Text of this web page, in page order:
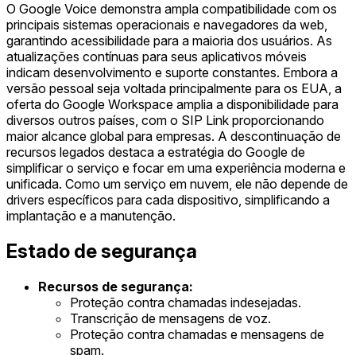
O Google Voice demonstra ampla compatibilidade com os
principais sistemas operacionais e navegadores da web,
garantindo acessibilidade para a maioria dos usuários. As
atualizações contínuas para seus aplicativos móveis
indicam desenvolvimento e suporte constantes. Embora a
versão pessoal seja voltada principalmente para os EUA, a
oferta do Google Workspace amplia a disponibilidade para
diversos outros países, com o SIP Link proporcionando
maior alcance global para empresas. A descontinuação de
recursos legados destaca a estratégia do Google de
simplificar o serviço e focar em uma experiência moderna e
unificada. Como um serviço em nuvem, ele não depende de
drivers específicos para cada dispositivo, simplificando a
implantação e a manutenção.
Estado de segurança
Recursos de segurança:
Proteção contra chamadas indesejadas.
Transcrição de mensagens de voz.
Proteção contra chamadas e mensagens de
spam.